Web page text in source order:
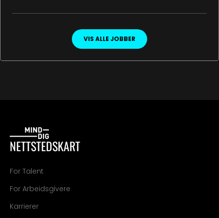
VIS ALLE JOBBER
NETTSTEDSKART
For Talent
For Arbeidsgivere
Karrierer